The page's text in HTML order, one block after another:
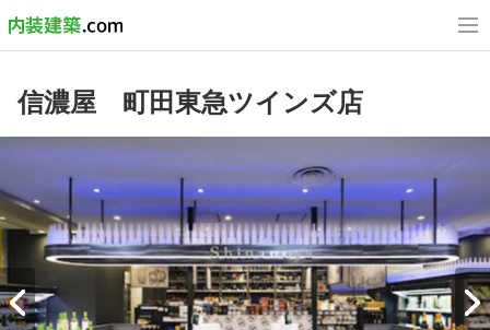
信濃屋 町田東急ツインズ店